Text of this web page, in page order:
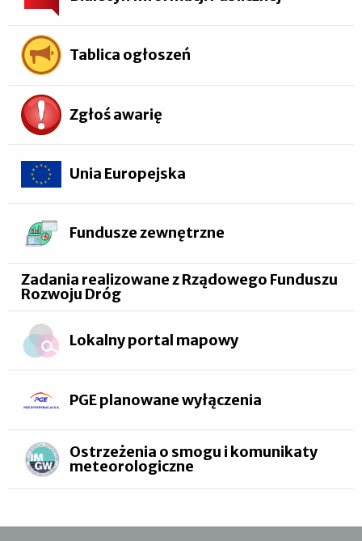
Tablica ogłoszeń
Zgłoś awarię
Unia Europejska
Fundusze zewnętrzne
Zadania realizowane z Rządowego Funduszu
Rozwoju Dróg
Lokalny portal mapowy
PGE planowane wyłączenia
Ostrzeżenia o smogu i komunikaty
meteorologiczne